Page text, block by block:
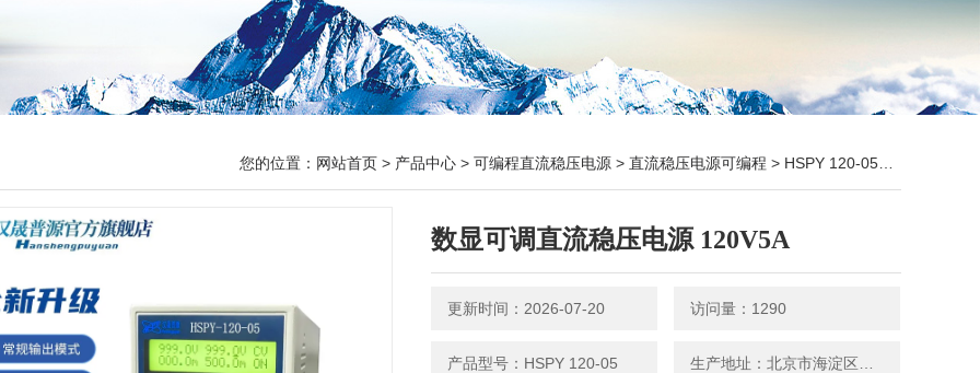
您的位置： 网站首页 > 产品中心 > 可编程直流稳压电源 > 直流稳压电源可编程 > HSPY 120-05数显可调直流稳压电源 120V5A
数显可调直流稳压电源 120V5A
更新时间：2026-07-20 访问量：1290
产品型号：HSPY 120-05